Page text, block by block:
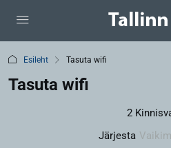
Esileht Tasuta wifi
Tasuta wifi
2
Järjesta